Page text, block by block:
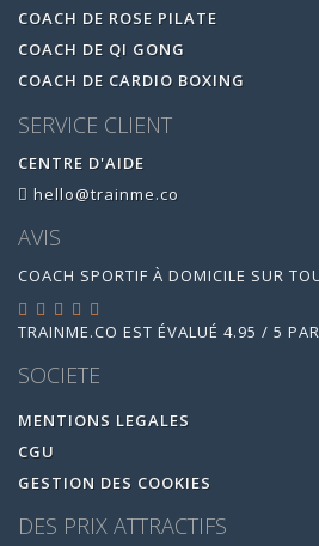
COACH DE ROSE PILATE
COACH DE QI GONG
COACH DE CARDIO BOXING
SERVICE CLIENT
CENTRE D'AIDE
hello@trainme.co
AVIS
COACH SPORTIF À DOMICILE SUR
TRAINME.CO EST ÉVALUÉ 4.95 / 5 PAR
SOCIETE
MENTIONS LEGALES
CGU
GESTION DES COOKIES
DES PRIX ATTRACTIFS